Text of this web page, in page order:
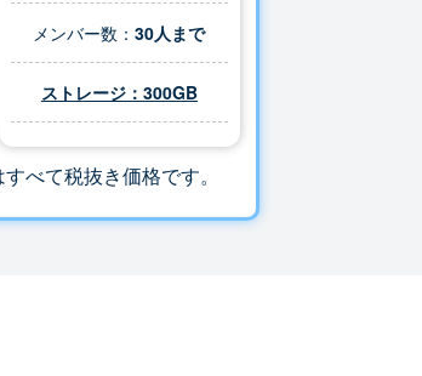
メンバー数：30人まで
ストレージ： 300GB
べて税抜き価格です。